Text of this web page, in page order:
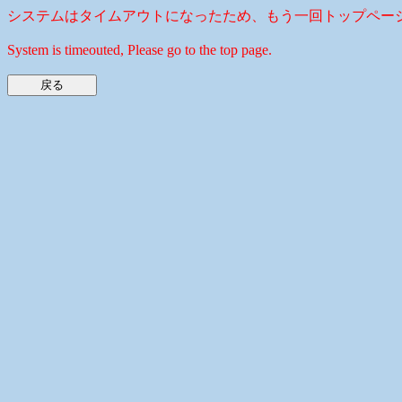
システムはタイムアウトになったため、もう一回トップペー
System is timeouted, Please go to the top page.